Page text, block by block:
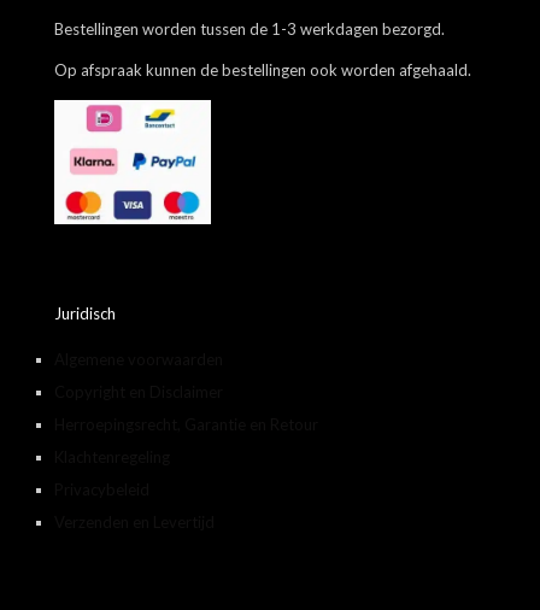
Bestellingen worden tussen de 1-3 werkdagen bezorgd.
Op afspraak kunnen de bestellingen ook worden afgehaald.
Juridisch